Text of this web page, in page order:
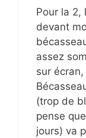
Pour la 2,
devant
assez
sur écran,
(trop de
pense
jours) va